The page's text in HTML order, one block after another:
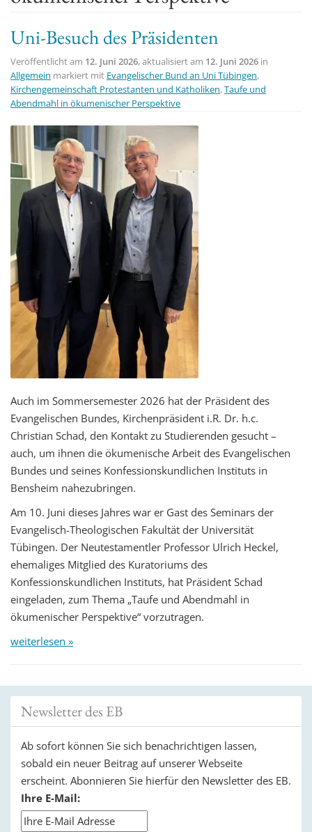
Uni-Besuch des Präsidenten
Veröffentlicht am 12. Juni 2026, aktualisiert am 12. Juni 2026 in
Allgemein markiert mit Evangelischer Bund an Uni Tübingen,
Kirchengemeinschaft Protestanten und Katholiken,Taufe und
Abendmahl in ökumenischer Perspektive
Auch im Sommersemester 2026 hat der Präsident des
Evangelischen Bundes, Kirchenpräsident i.R. Dr. h.c.
Christian Schad, den Kontakt zu Studierenden gesucht –
auch, um ihnen die ökumenische Arbeit des Evangelischen
Bundes und seines Konfessionskundlichen Instituts in
Bensheim nahezubringen.
Am 10. Juni dieses Jahres war er Gast des Seminars der
Evangelisch-Theologischen Fakultät der Universität
Tübingen. Der Neutestamentler Professor Ulrich Heckel,
ehemaliges Mitglied des Kuratoriums des
Konfessionskundlichen Instituts, hat Präsident Schad
eingeladen, zum Thema „Taufe und Abendmahl in
ökumenischer Perspektive“ vorzutragen.
weiterlesen »
Newsletter des EB
Ab sofort können Sie sich benachrichtigen lassen,
sobald ein neuer Beitrag auf unserer Webseite
erscheint. Abonnieren Sie hierfür den Newsletter des EB.
Ihre E-Mail: